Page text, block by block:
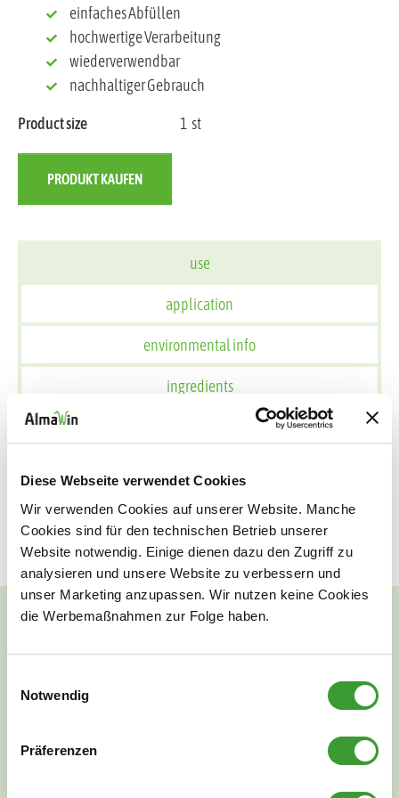
Diese Webseite verwendet Cookies
Wir verwenden Cookies auf unserer Website. Manche
Cookies sind für den technischen Betrieb unserer
Website notwendig. Einige dienen dazu den Zugriff zu
analysieren und unsere Website zu verbessern und
unser Marketing anzupassen. Wir nutzen keine Cookies
die Werbemaßnahmen zur Folge haben.
Notwendig
Präferenzen
einfaches Abfüllen
hochwertige Verarbeitung
wiederverwendbar
nachhaltiger Gebrauch
Product size 1 st
PRODUKT KAUFEN
use
application
environmental info
ingredients
NATURALLY CLEAN!
Dosierbecher
NATURAL CLEANLINESS